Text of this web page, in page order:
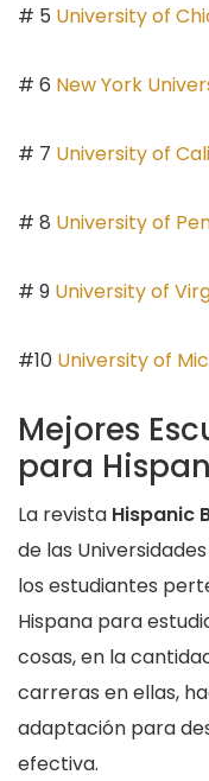
# 5 University of
# 6 New York
# 7 University of
# 8 University of
# 9 University of
#10 University of
Mejores
para
La revista Hispanic
de las
los estudiantes
Hispana para
cosas, en la
carreras en ellas,
adaptación para
efectiva.